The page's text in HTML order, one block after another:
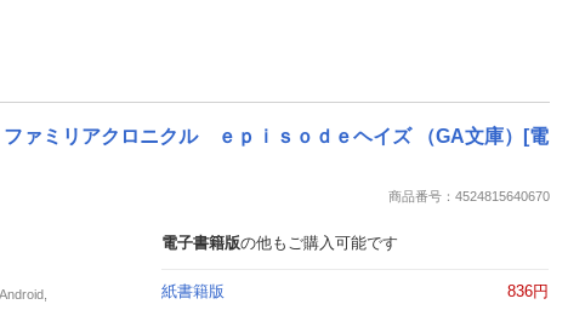
ァミリアクロニクル ｅｐｉｓｏｄｅヘイズ （GA文庫）[電
商品番号：4524815640670
電子書籍版の他もご購入可能です
紙書籍版 836円